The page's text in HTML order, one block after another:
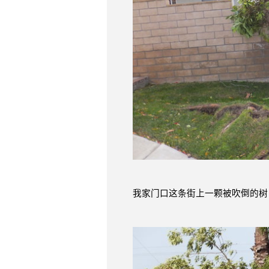
我家门口这条街上一颗被吹倒的